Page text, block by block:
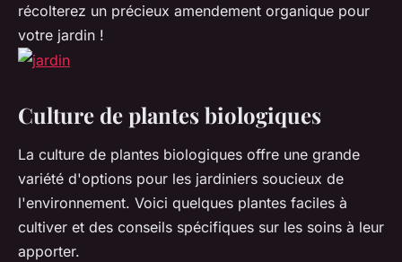
récolterez un précieux amendement organique pour
votre jardin !
Culture de plantes biologiques
La culture de plantes biologiques offre une grande
variété d'options pour les jardiniers soucieux de
l'environnement. Voici quelques plantes faciles à
cultiver et des conseils spécifiques sur les soins à leur
apporter.